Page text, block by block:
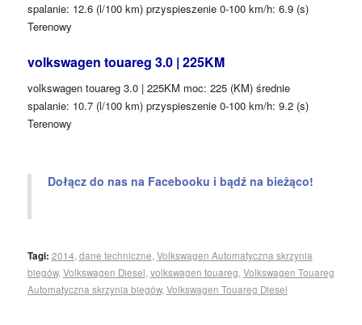
spalanie: 12.6 (l/100 km) przyspieszenie 0-100 km/h: 6.9 (s)
Terenowy
volkswagen touareg 3.0 | 225KM
volkswagen touareg 3.0 | 225KM moc: 225 (KM) średnie
spalanie: 10.7 (l/100 km) przyspieszenie 0-100 km/h: 9.2 (s)
Terenowy
Dołącz do nas na Facebooku i bądź na bieżąco!
Tagi: 2014 dane techniczne Volkswagen Automatyczna skrzynia
biegów, Volkswagen Diesel volkswagen touareg Volkswagen Touareg
Automatyczna skrzynia biegów, Volkswagen Touareg Diesel